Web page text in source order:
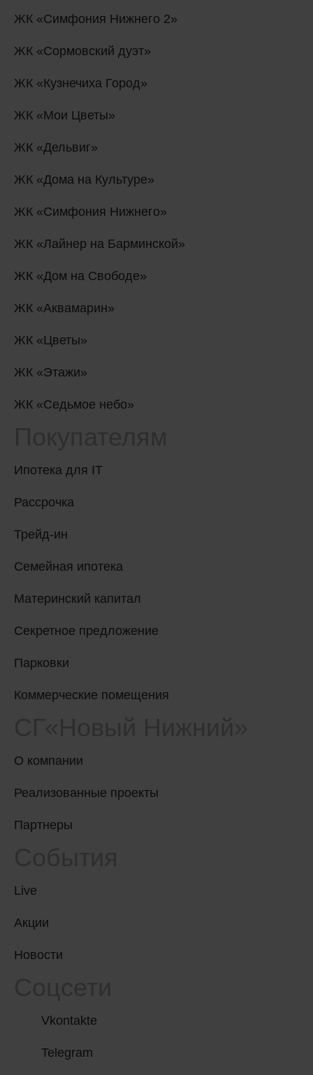
ЖК «Симфония Нижнего 2»
ЖК «Сормовский дуэт»
ЖК «Кузнечиха Город»
ЖК «Мои Цветы»
ЖК «Дельвиг»
ЖК «Дома на Культуре»
ЖК «Симфония Нижнего»
ЖК «Лайнер на Барминской»
ЖК «Дом на Свободе»
ЖК «Аквамарин»
ЖК «Цветы»
ЖК «Этажи»
ЖК «Седьмое небо»
Ипотека для IT
Рассрочка
Трейд-ин
Семейная ипотека
Материнский капитал
Секретное предложение
Парковки
Коммерческие помещения
О компании
Реализованные проекты
Партнеры
Live
Акции
Новости
Vkontakte
Telegram